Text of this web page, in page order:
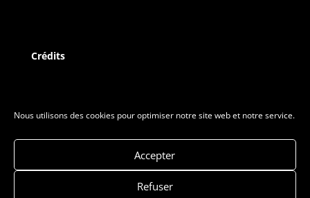
Nous utilisons des cookies pour optimiser notre site web et notre service.
Accepter
Refuser
Crédits
Politique de cookies